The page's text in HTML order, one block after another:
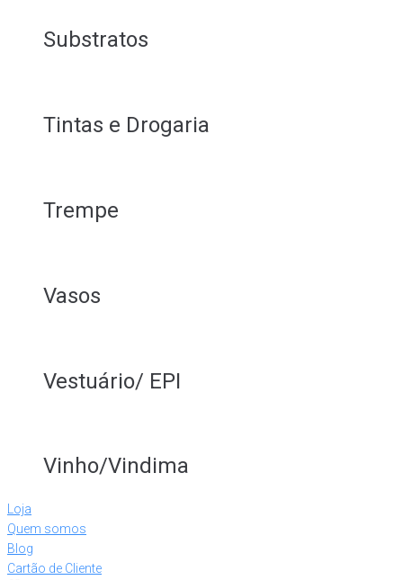
Substratos
Tintas e Drogaria
Trempe
Vasos
Vestuário/ EPI
Vinho/Vindima
Loja
Quem somos
Blog
Cartão de Cliente